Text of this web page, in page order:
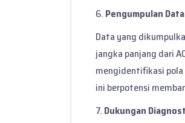
6. Pengumpulan
Data yang
jangka panjang dari
mengidentifikasi pola
ini berpotensi
7. Dukungan